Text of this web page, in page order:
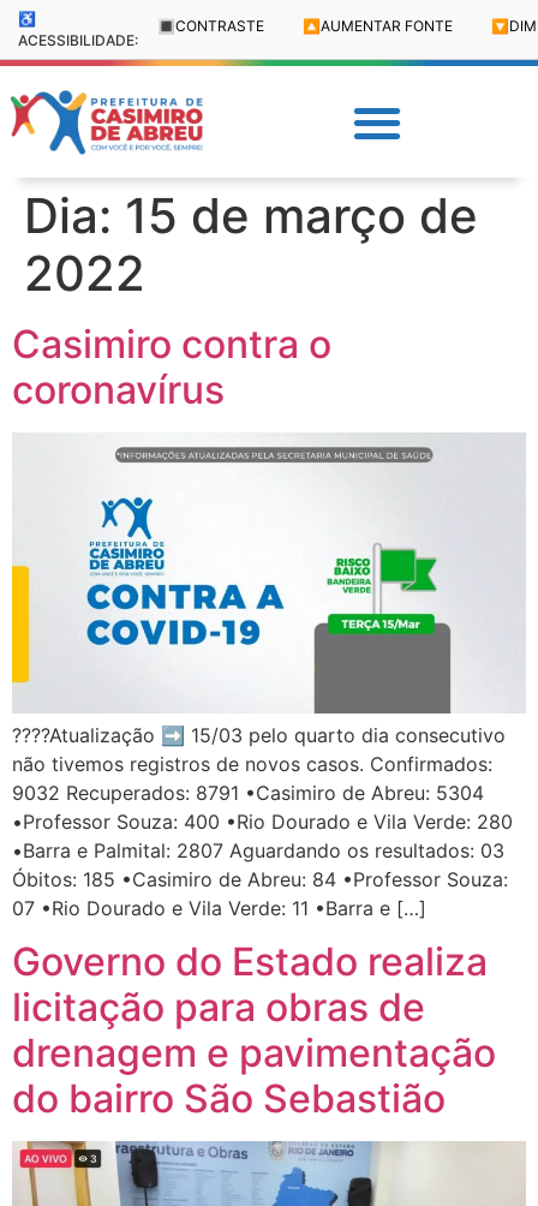
♿
ACESSIBILIDADE:
🔳 CONTRASTE 🔼 AUMENTAR FONTE 🔽
Dia: 15 de março de
2022
Casimiro contra o
coronavírus
????Atualização ➡️ 15/03 pelo quarto dia consecutivo
não tivemos registros de novos casos. Confirmados:
9032 Recuperados: 8791 •Casimiro de Abreu: 5304
•Professor Souza: 400 •Rio Dourado e Vila Verde: 280
•Barra e Palmital: 2807 Aguardando os resultados: 03
Óbitos: 185 •Casimiro de Abreu: 84 •Professor Souza:
07 •Rio Dourado e Vila Verde: 11 •Barra e […]
Governo do Estado realiza
licitação para obras de
drenagem e pavimentação
do bairro São Sebastião